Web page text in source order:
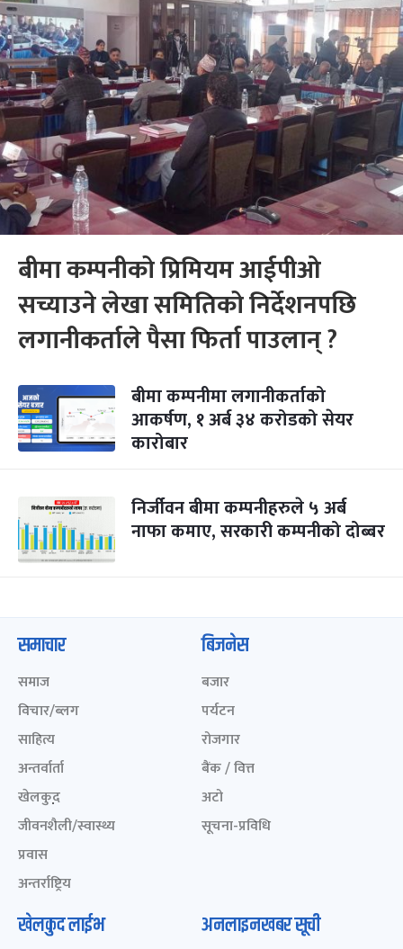
बीमा कम्पनीको प्रिमियम आईपीओ
सच्याउने लेखा समितिको निर्देशनपछि
लगानीकर्ताले पैसा फिर्ता पाउलान् ?
बीमा कम्पनीमा लगानीकर्ताको
आकर्षण, १ अर्ब ३४ करोडको सेयर
कारोबार
निर्जीवन बीमा कम्पनीहरुले ५ अर्ब
नाफा कमाए, सरकारी कम्पनीको दोब्बर
समाचार
समाज
विचार/ब्लग
साहित्य
अन्तर्वार्ता
खेलकुद़़
जीवनशैली/स्वास्थ्य
प्रवास
अन्तर्राष्ट्रिय
बिजनेस
बजार
पर्यटन
रोजगार
बैंक / वित्त
अटो
सूचना-प्रविधि
खेलकुद लाईभ अनलाइनखबर सूची